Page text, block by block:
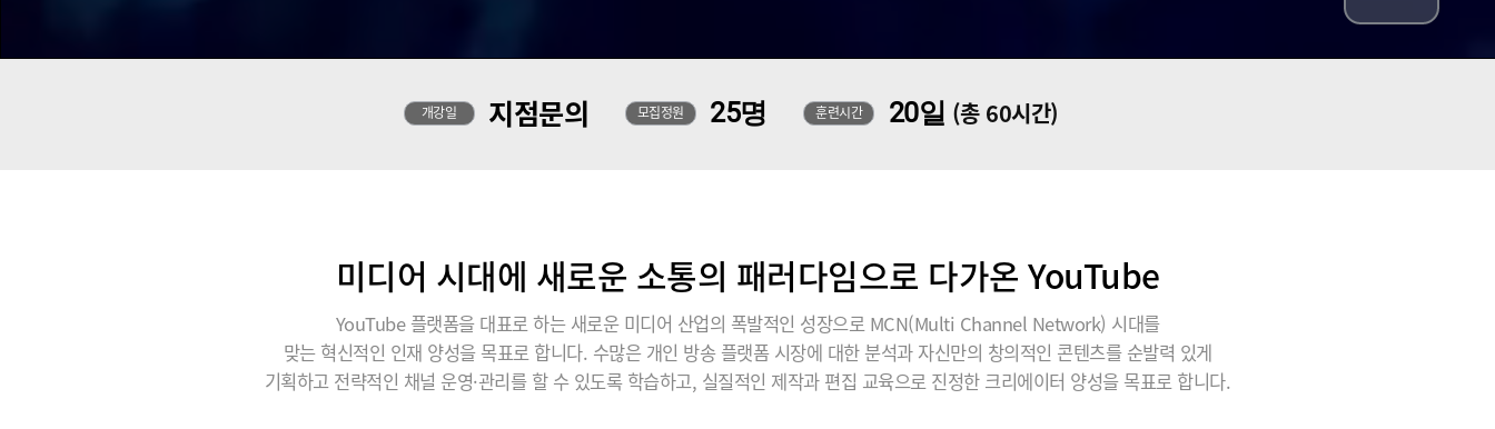
개강일 지점문의 모집정원 25명 훈련시간 20일 (총 60시간)
미디어 시대에 새로운 소통의 패러다임으로 다가온 YouTube
YouTube 플랫폼을 대표로 하는 새로운 미디어 산업의 폭발적인 성장으로 MCN(Multi Channel Network) 시대를
맞는 혁신적인 인재 양성을 목표로 합니다. 수많은 개인 방송 플랫폼 시장에 대한 분석과 자신만의 창의적인 콘텐츠를 순발력 있게
기획하고 전략적인 채널 운영·관리를 할 수 있도록 학습하고, 실질적인 제작과 편집 교육으로 진정한 크리에이터 양성을 목표로 합니다.